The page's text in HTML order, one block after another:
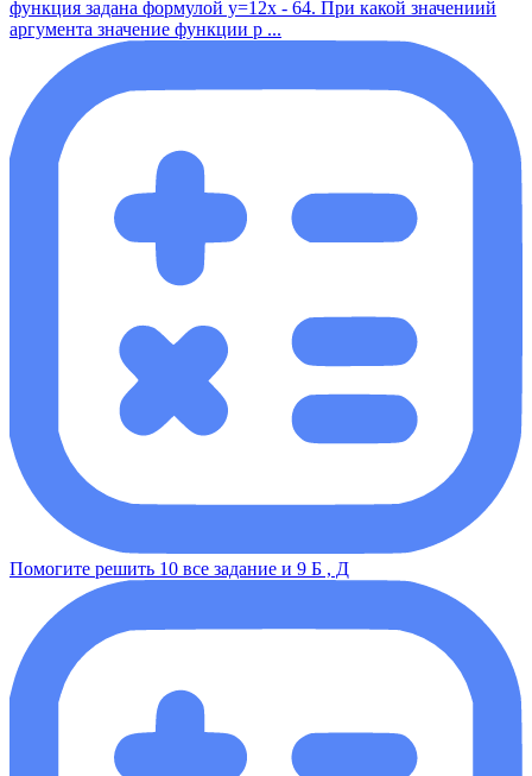
функция задана формулой y=12x - 64. При какой значениий
аргумента значение функции р ...
Помогите решить 10 все задание и 9 Б , Д